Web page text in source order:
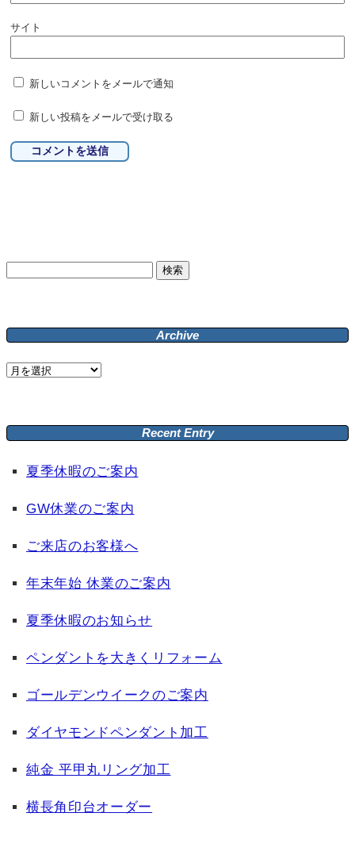
サイト
新しいコメントをメールで通知
新しい投稿をメールで受け取る
Archive
Archive
Recent Entry
夏季休暇のご案内
GW休業のご案内
ご来店のお客様へ
年末年始 休業のご案内
夏季休暇のお知らせ
ペンダントを大きくリフォーム
ゴールデンウイークのご案内
ダイヤモンドペンダント加工
純金 平甲丸リング加工
横長角印台オーダー